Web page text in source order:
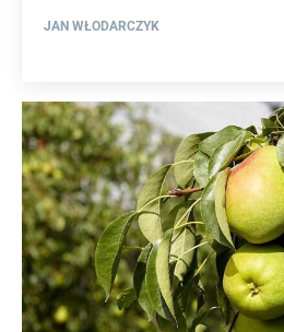
JAN WŁODARCZYK